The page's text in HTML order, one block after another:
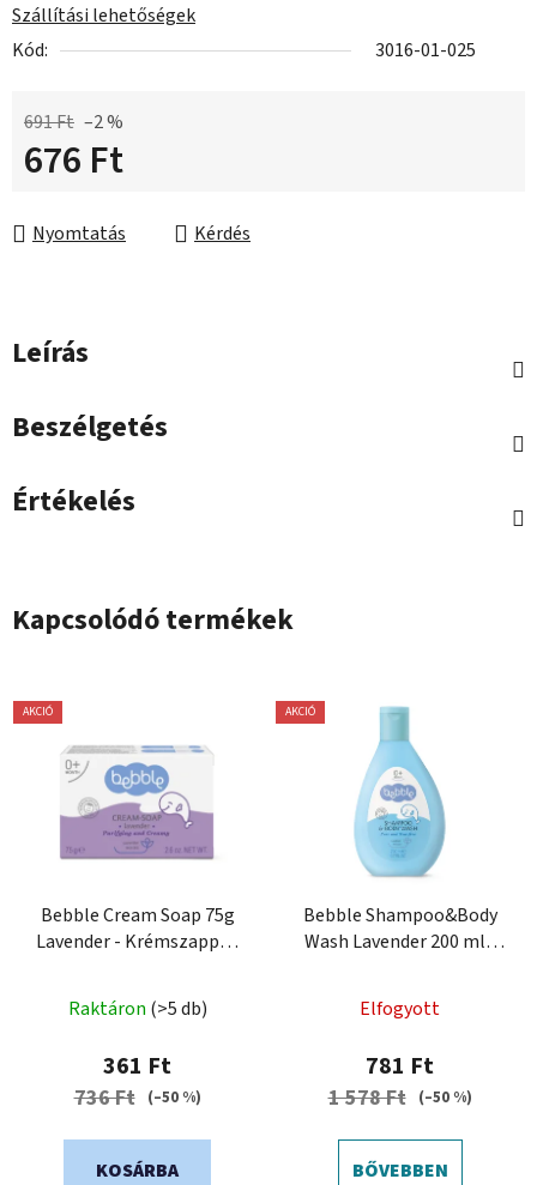
Szállítási lehetőségek
Kód:
3016-01-025
691 Ft –2 %
676 Ft
Nyomtatás
Kérdés
Leírás
Beszélgetés
Értékelés
Kapcsolódó termékek
AKCIÓ
Bebble Cream Soap 75g
Lavender - Krémszappan
Raktáron (>5 db)
361 Ft
736 Ft (–50 %)
KOSÁRBA
AKCIÓ
Bebble Shampoo&Body
Wash Lavender 200 ml -
Elfogyott
781 Ft
1 578 Ft (–50 %)
BŐVEBBEN